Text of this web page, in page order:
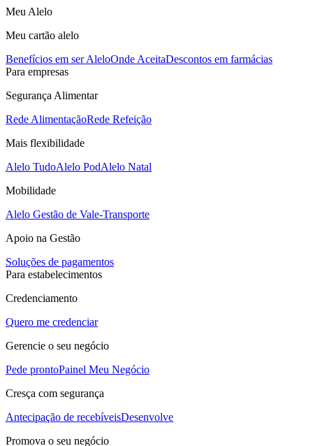
Meu Alelo
Meu cartão alelo
Benefícios em ser AleloOnde AceitaDescontos em farmácias
Para empresas
Segurança Alimentar
Rede AlimentaçãoRede Refeição
Mais flexibilidade
Alelo TudoAlelo PodAlelo Natal
Mobilidade
Alelo Gestão de Vale-Transporte
Apoio na Gestão
Soluções de pagamentos
Para estabelecimentos
Credenciamento
Quero me credenciar
Gerencie o seu negócio
Pede prontoPainel Meu Negócio
Cresça com segurança
Antecipação de recebíveisDesenvolve
Promova o seu negócio